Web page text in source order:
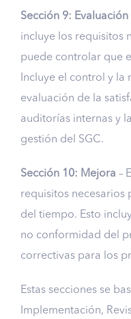
Sección 9:
incluye los requisitos
puede controlar que
Incluye el control y la
evaluación de la
auditorías internas y
gestión del SGC.
Sección 10: Mejora –
requisitos necesarios
del tiempo. Esto
no conformidad del
correctivas para los
Estas secciones se
Implementación,